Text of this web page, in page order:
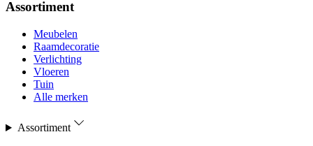
Assortiment
Meubelen
Raamdecoratie
Verlichting
Vloeren
Tuin
Alle merken
Assortiment